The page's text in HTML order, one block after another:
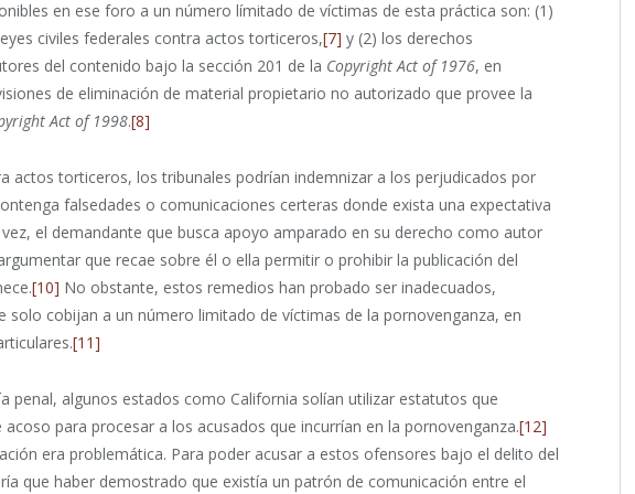
en ese foro a un número límitado de víctimas de esta práctica son: (1)
civiles federales contra actos torticeros,[7] y (2) los derechos
del contenido bajo la sección 201 de la Copyright Act of 1976, en
de eliminación de material propietario no autorizado que provee la
Act of 1998.[8]
actos torticeros, los tribunales podrían indemnizar a los perjudicados por
falsedades o comunicaciones certeras donde exista una expectativa
el demandante que busca apoyo amparado en su derecho como autor
que recae sobre él o ella permitir o prohibir la publicación del
[10] No obstante, estos remedios han probado ser inadecuados,
solo cobijan a un número limitado de víctimas de la pornovenganza, en
[11]
penal, algunos estados como California solían utilizar estatutos que
para procesar a los acusados que incurrían en la pornovenganza.[12]
era problemática. Para poder acusar a estos ofensores bajo el delito del
que haber demostrado que existía un patrón de comunicación entre el